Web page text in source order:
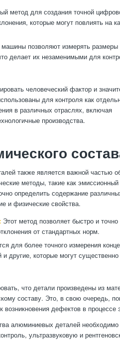
метод для создания точной
которые могут повлиять на
машины позволяют измерять размеры
делает их незаменимыми для
человеческий фактор и
для контроля как
в различных отраслях, включая
производства.
также является важной частью
методы, такие как
определить содержание
и физические свойства.
Этот метод позволяет быстро и
от стандартных норм.
для более точного измерения
другие, которые могут
что детали произведены из
составу. Это, в свою очередь,
возникновения дефектов в процессе
алюминиевых деталей необходимо
ультразвуковую и